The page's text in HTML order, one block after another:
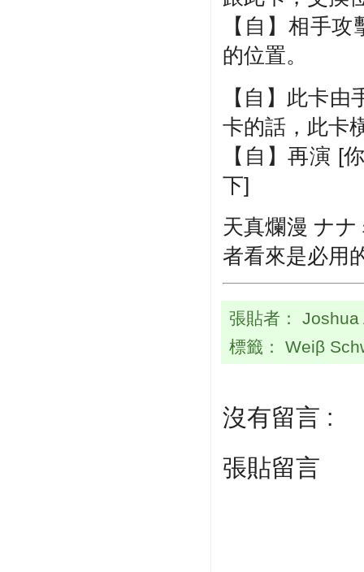
【自】相手
的位置。
【自】此卡
卡的話，此卡
【自】再演 [
下]
天真爛漫 ナ
者看來是必用
張貼者：
標籤： Weiβ
沒有留言 :
張貼留言